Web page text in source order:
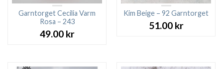
Garntorget Cecilia Varm
Rosa – 243
49.00 kr
Kim Beige – 92 Garntorget
51.00 kr